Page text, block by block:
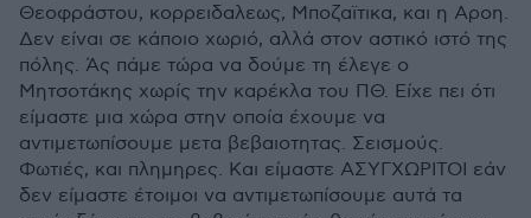
Θεοφράστου, κορρειδαλεως, Μποζαϊτικα, και η Αροη.
Δεν είναι σε κάποιο χωριό, αλλά στον αστικό ιστό της
πόλης. Άς πάμε τώρα να δούμε τη έλεγε ο
Μητσοτάκης χωρίς την καρέκλα του ΠΘ. Είχε πει ότι
είμαστε μια χώρα στην οποία έχουμε να
αντιμετωπίσουμε μετα βεβαιοτητας. Σεισμούς.
Φωτιές, και πλημηρες. Και είμαστε ΑΣΥΓΧΩΡΙΤΟΙ εάν
δεν είμαστε έτοιμοι να αντιμετωπίσουμε αυτά τα